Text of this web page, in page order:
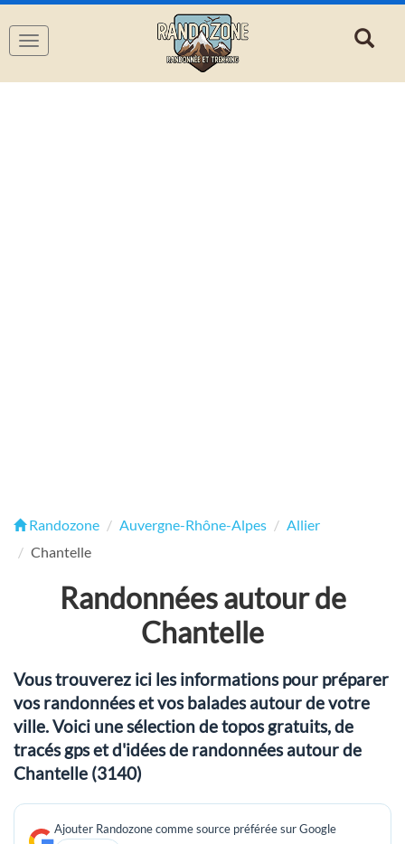
Navigation
Randozone Auvergne-Rhône-Alpes
Allier
Chantelle
Randonnées autour de
Chantelle
Vous trouverez ici les informations pour préparer
vos randonnées et vos balades autour de votre
ville. Voici une sélection de topos gratuits, de
tracés gps et d'idées de randonnées autour de
Chantelle (3140)
Ajouter Randozone comme source préférée sur Google